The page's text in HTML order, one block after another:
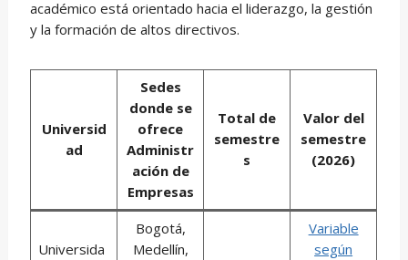
académico está orientado hacia el liderazgo, la gestión
y la formación de altos directivos.
Universid
ad
Sedes
donde se
ofrece
Administr
ación de
Empresas
Total de
semestre
s
Valor del
semestre
(2026)
Universida
Bogotá,
Medellín,
Variable
según